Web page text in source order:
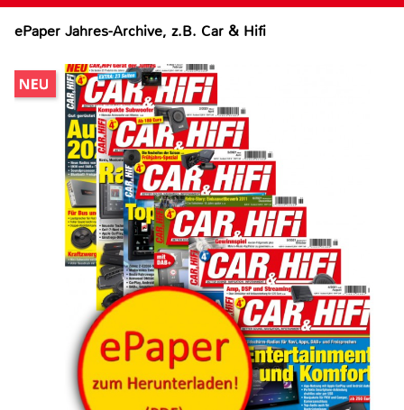
ePaper Jahres-Archive, z.B. Car & Hifi